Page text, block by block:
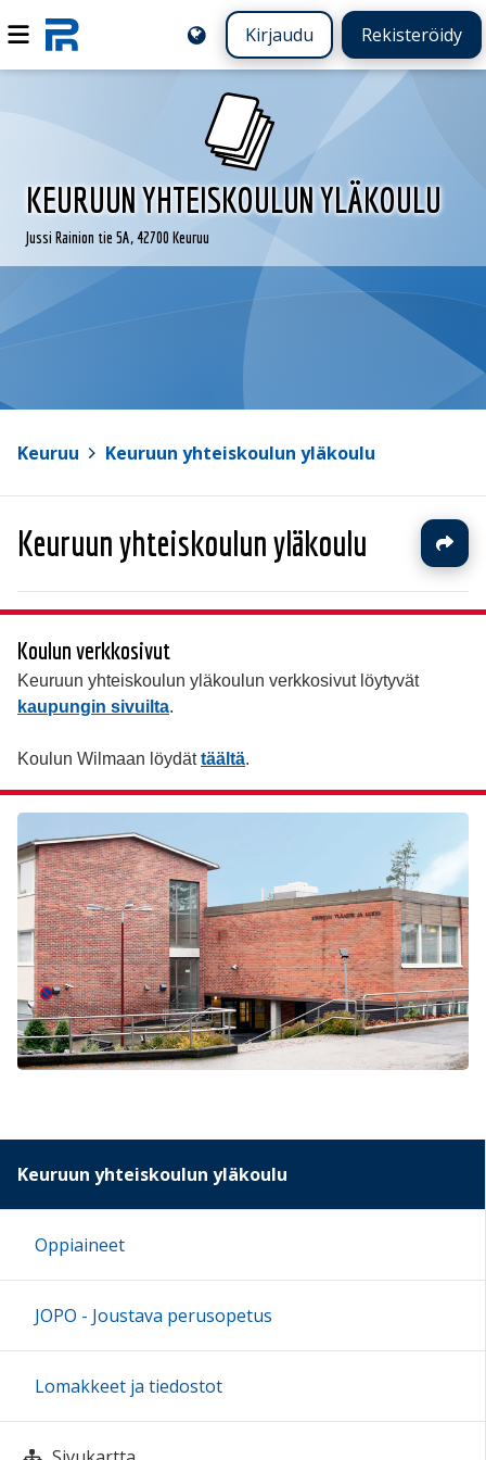
Kirjaudu Rekisteröidy
KEURUUN YHTEISKOULUN YLÄKOULU
Jussi Rainion tie 5A, 42700 Keuruu
Keuruu Keuruun yhteiskoulun yläkoulu
Keuruun yhteiskoulun yläkoulu
Koulun verkkosivut
Keuruun yhteiskoulun yläkoulun verkkosivut löytyvät
kaupungin sivuilta.
Koulun Wilmaan löydättäältä.
Keuruun yhteiskoulun yläkoulu
Oppiaineet
JOPO - Joustava perusopetus
Lomakkeet ja tiedostot